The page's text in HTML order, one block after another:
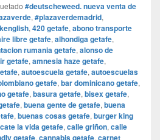
#deutscheweed. nueva venta de
, #plazaverdemadrid,
, 420 getafe, abono transporte
libre getafe, alhondiga getafe,
rumania getafe, alonso de
getafe, amnesia haze getafe,
, autoescuela getafe, autoescuelas
getafe, bar dominicano getafe,
getafe, basura getafe, bisex getafe,
, buena gente de getafe, buena
, buenas cosas getafe, burger king
la vida getafe, calle griñon, calle
getafe, cannabis getafe, carnet